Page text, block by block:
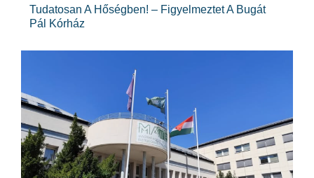
Tudatosan A Hőségben! – Figyelmeztet A Bugát
Pál Kórház